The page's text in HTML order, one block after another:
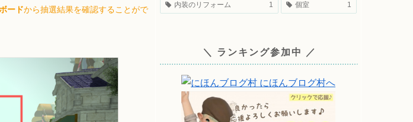
ードから抽選結果を確認することがで
内装のリフォーム 1 個室 1
＼ ランキング参加中 ／